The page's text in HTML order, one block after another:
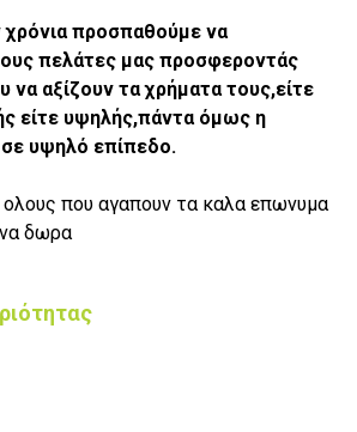
χρόνια προσπαθούμε να
πελάτες μας προσφεροντάς
να αξίζουν τα χρήματα τους,είτε
είτε υψηλής,πάντα όμως η
σε υψηλό επίπεδο.
που αγαπουν τα καλα επωνυμα
δωρα